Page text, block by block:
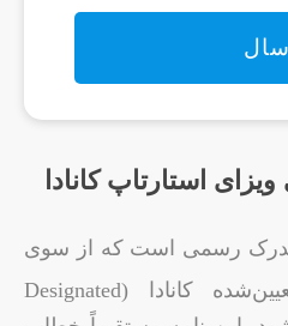
استارتاپ کانادا
رسمی است که از سوی
یکی از سازمان‌های تعیین‌شده کانادا (Designated